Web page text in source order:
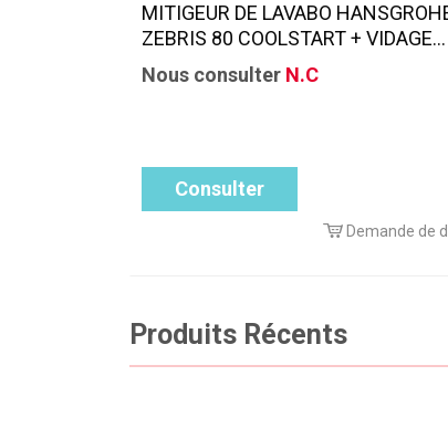
MITIGEUR DE LAVABO
ZEBRIS 80 COOLSTART + VIDAGE...
Nous consulter N.C
Consulter
Demande de
Produits Récents